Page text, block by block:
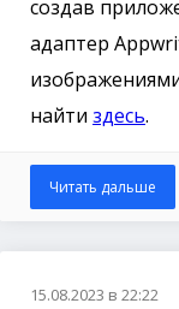
создав
адаптер
найти здесь.
Читать дальше
15.08.2023 в 22:22